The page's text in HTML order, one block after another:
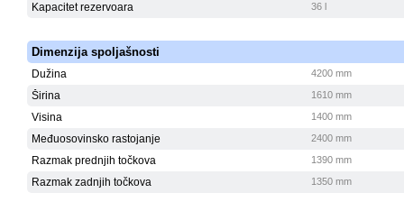
Kapacitet rezervoara 36 l
Dimenzija spoljašnosti
Dužina 4200 mm
Širina 1610 mm
Visina 1400 mm
Međuosovinsko rastojanje 2400 mm
Razmak prednjih točkova 1390 mm
Razmak zadnjih točkova 1350 mm